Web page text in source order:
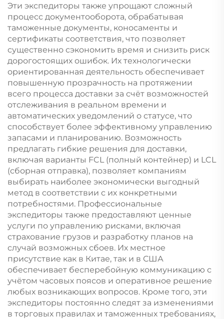
Эти экспедиторы также упрощают сложный
процесс документооборота, обрабатывая
таможенные документы, коносаменты и
сертификаты соответствия, что позволяет
существенно сэкономить время и снизить риск
дорогостоящих ошибок. Их технологически
ориентированная деятельность обеспечивает
повышенную прозрачность на протяжении
всего процесса доставки за счёт возможностей
отслеживания в реальном времени и
автоматических уведомлений о статусе, что
способствует более эффективному управлению
запасами и планированию. Возможность
предлагать гибкие решения для доставки,
включая варианты FCL (полный контейнер) и LCL
(сборная отправка), позволяет компаниям
выбирать наиболее экономически выгодный
метод в соответствии с их конкретными
потребностями. Профессиональные
экспедиторы также предоставляют ценные
услуги по управлению рисками, включая
страхование грузов и разработку планов на
случай возможных сбоев. Их местное
присутствие как в Китае, так и в США
обеспечивает бесперебойную коммуникацию с
учётом часовых поясов и оперативное решение
любых возникающих вопросов. Кроме того, эти
экспедиторы постоянно следят за изменениями
в торговых правилах и таможенных требованиях,